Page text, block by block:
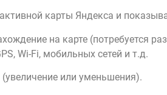
карты Яндекса и
на карте (потребуется
Wi-Fi, мобильных сетей и т.д.
или уменьшения).